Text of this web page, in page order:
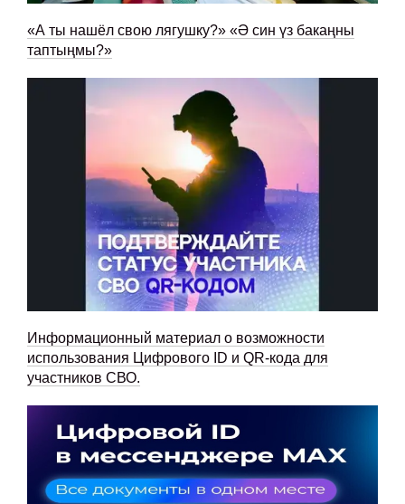
«А ты нашёл свою лягушку?» «Ә син үз бакаңны
таптыңмы?»
Информационный материал о возможности
использования Цифрового ID и QR-кода для
участников СВО.